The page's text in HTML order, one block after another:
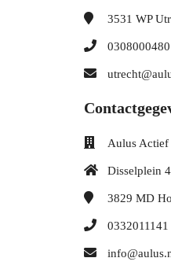
3531 WP
0308000480
Aulus Actief
Disselplein 4
3829 MD
0332011141